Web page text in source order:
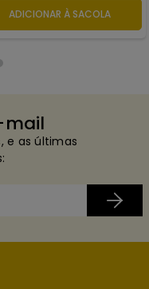
ADICIONAR À SACOLA
mail
e as últimas